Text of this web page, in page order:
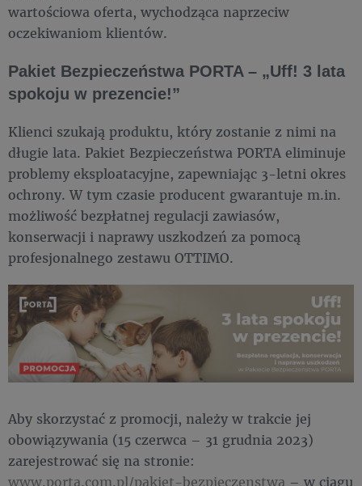
wartościowa oferta, wychodząca naprzeciw
oczekiwaniom klientów.
Pakiet Bezpieczeństwa PORTA – „Uff! 3 lata
spokoju w prezencie!”
Klienci szukają produktu, który zostanie z nimi na
długie lata. Pakiet Bezpieczeństwa PORTA eliminuje
problemy eksploatacyjne, zapewniając 3-letni okres
ochrony. W tym czasie producent gwarantuje m.in.
możliwość bezpłatnej regulacji zawiasów,
konserwacji i naprawy uszkodzeń za pomocą
profesjonalnego zestawu OTTIMO.
Aby skorzystać z promocji, należy w trakcie jej
obowiązywania (15 czerwca – 31 grudnia 2023)
zarejestrować się na stronie:
www.porta.com.pl/pakiet-bezpieczenstwa – w ciągu